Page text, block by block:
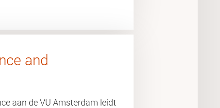
and
aan de VU Amsterdam leidt